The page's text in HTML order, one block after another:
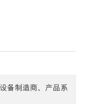
备制造商、产品系